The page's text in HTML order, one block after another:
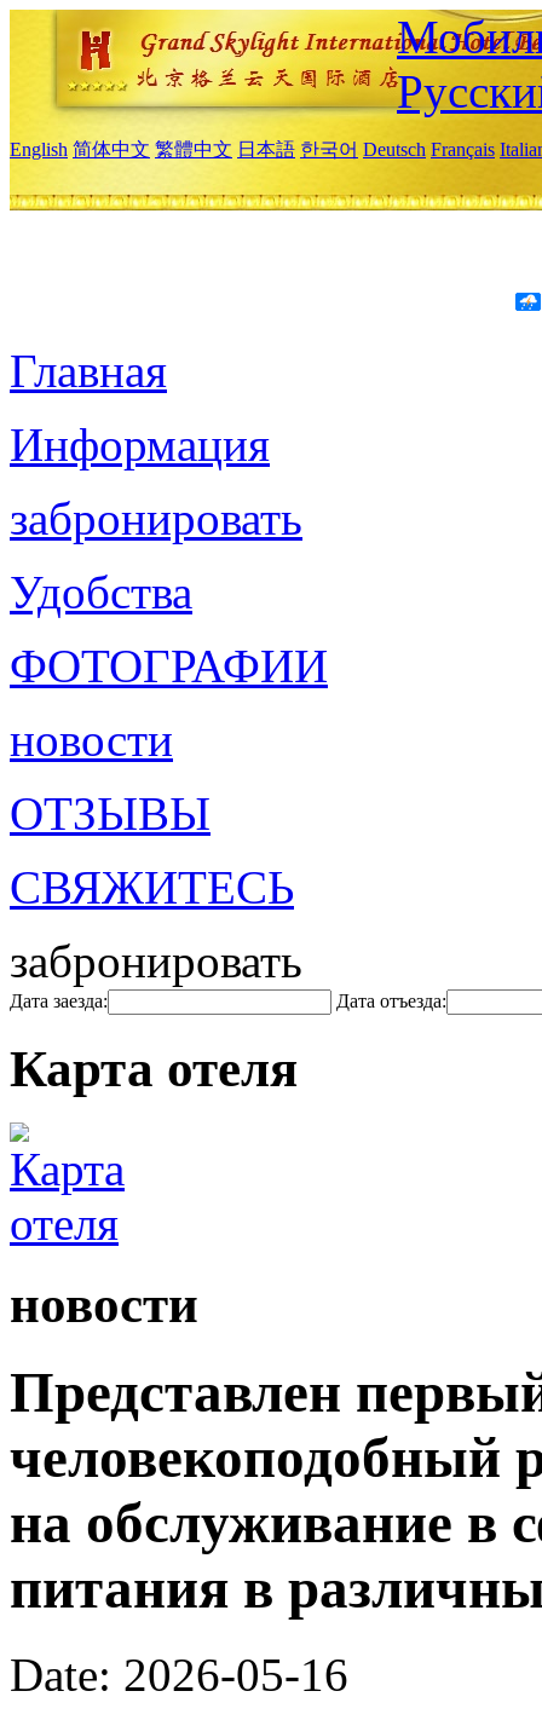
English 简体中文 繁體中文 日本語 한국어 Deutsch Français
Главная
Информация
забронировать
Удобства
ФОТОГРАФИИ
новости
ОТЗЫВЫ
СВЯЖИТЕСЬ
забронировать
Дата заезда: Дата отъезда:
Карта отеля
новости
Представлен
человекоподобный
на обслуживание в
питания в
Date: 2026-05-16